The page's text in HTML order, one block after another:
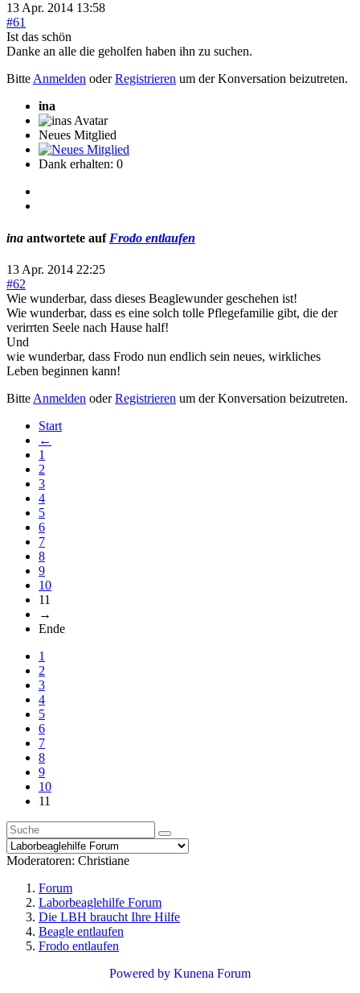
13 Apr. 2014 13:58
#61
Ist das schön
Danke an alle die geholfen haben ihn zu suchen.
BitteAnmelden oderRegistrieren um der Konversation beizutreten.
ina
Neues Mitglied
Dank erhalten: 0
ina antwortete auf Frodo entlaufen
13 Apr. 2014 22:25
#62
Wie wunderbar, dass dieses Beaglewunder geschehen ist!
Wie wunderbar, dass es eine solch tolle Pflegefamilie gibt, die der
verirrten Seele nach Hause half!
Und
wie wunderbar, dass Frodo nun endlich sein neues, wirkliches
Leben beginnen kann!
Bitte Anmelden oderRegistrieren um der Konversation beizutreten.
Start
←
1
2
3
4
5
6
7
8
9
10
11
→
Ende
1
2
3
4
5
6
7
8
9
10
11
Moderatoren: Christiane
Forum
Laborbeaglehilfe Forum
Die LBH braucht Ihre Hilfe
Beagle entlaufen
Frodo entlaufen
Powered by Kunena Forum